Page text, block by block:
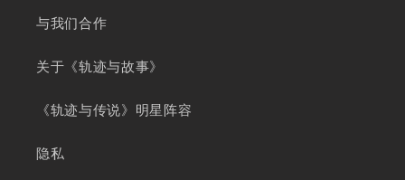
与我们合作
关于《轨迹与故事》
《轨迹与传说》明星阵容
隐私